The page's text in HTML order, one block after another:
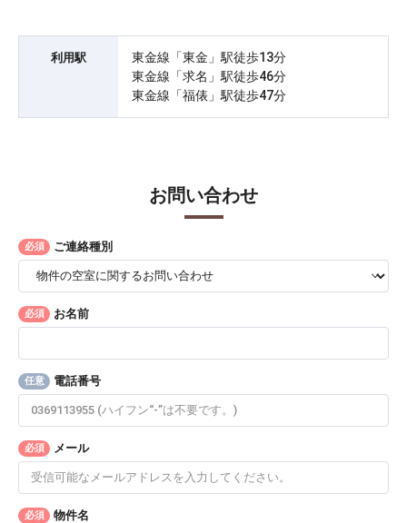
利用駅
東金線「東金」駅徒歩13分
東金線「求名」駅徒歩46分
東金線「福俵」駅徒歩47分
お問い合わせ
必須 ご連絡種別
必須 お名前
任意 電話番号
必須 メール
必須 物件名